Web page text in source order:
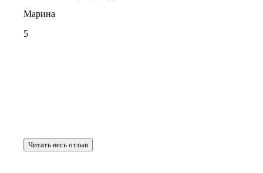
Марина
5
Читать весь отзыв